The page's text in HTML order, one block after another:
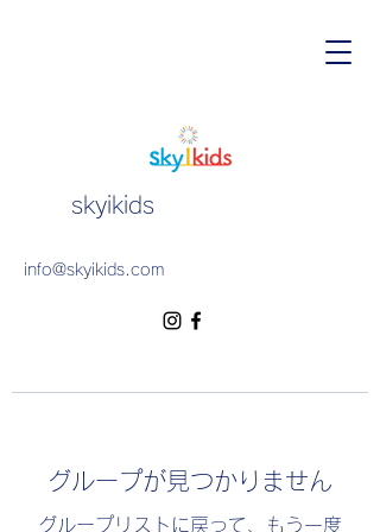
skyikids
info@skyikids.com
グループが見つかりません
グループリストに戻って、もう一度